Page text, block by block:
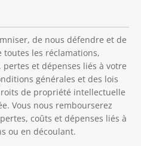
de nous défendre et de
toutes les réclamations,
et dépenses liés à votre
générales et des lois
de propriété intellectuelle
Vous nous rembourserez
coûts et dépenses liés à
ou en découlant.